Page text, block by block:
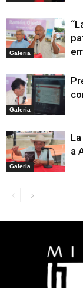
Galeria
Galeria
Galeria
a